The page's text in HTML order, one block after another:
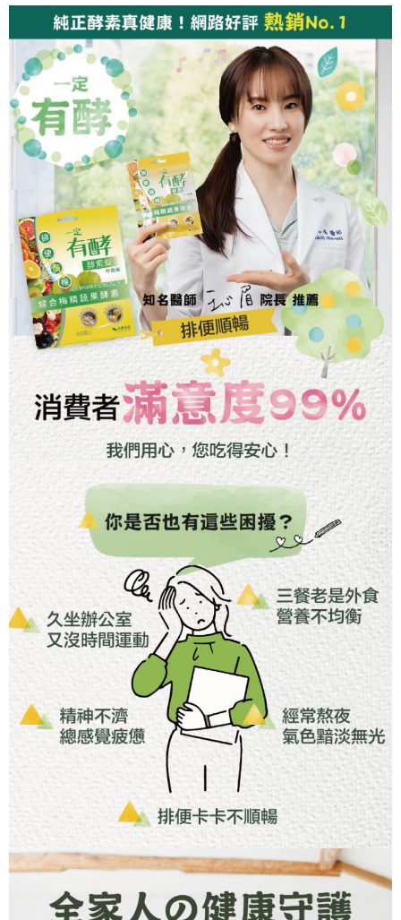
時審查核予不同之上限額度；若仍有額度不足之情形，本公司將視審查結果
請求用戶進行身份認證。
５．嚴禁一人註冊多個帳號或使用他人資訊註冊。若發現惡意使用之情形，
恩沛科技股份有限公司將有權停止該用戶之使用額度並採取法律行動。
付款後寶雅門市自取(由倉庫統一出貨)
每筆NT$80，滿NT$290(含以上)免運費